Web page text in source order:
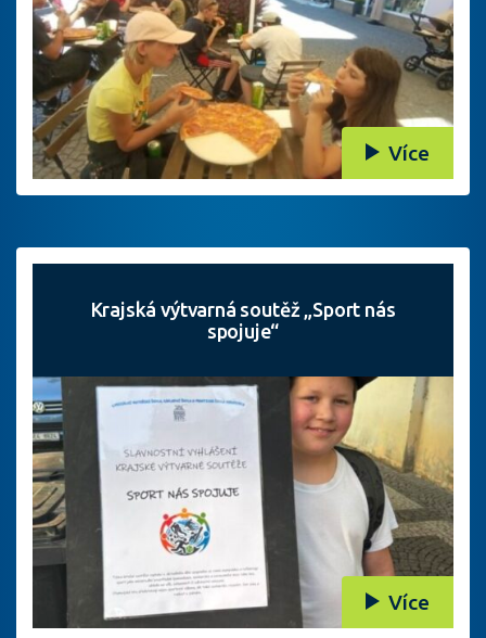
Více
Krajská výtvarná soutěž „Sport nás
spojuje“
Více